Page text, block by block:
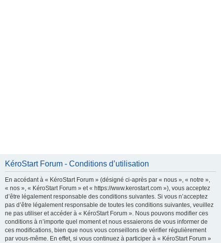
KéroStart Forum - Conditions d’utilisation
En accédant à « KéroStart Forum » (désigné ci-après par « nous », « notre »,
« nos », « KéroStart Forum » et « https://www.kerostart.com »), vous acceptez
d’être légalement responsable des conditions suivantes. Si vous n’acceptez
pas d’être légalement responsable de toutes les conditions suivantes, veuillez
ne pas utiliser et accéder à « KéroStart Forum ». Nous pouvons modifier ces
conditions à n’importe quel moment et nous essaierons de vous informer de
ces modifications, bien que nous vous conseillons de vérifier régulièrement
par vous-même. En effet, si vous continuez à participer à « KéroStart Forum »